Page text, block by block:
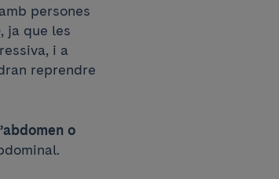
persones
ja que les
i a
reprendre
o